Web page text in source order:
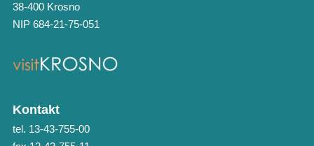
38-400 Krosno
NIP 684-21-75-051
Kontakt
tel. 13-43-755-00